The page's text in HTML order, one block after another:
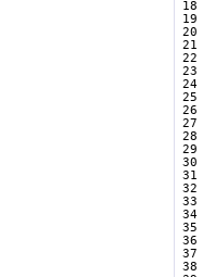
18
19
20
21
22
23
24
25
26
27
28
29
30
31
32
33
34
35
36
37
38